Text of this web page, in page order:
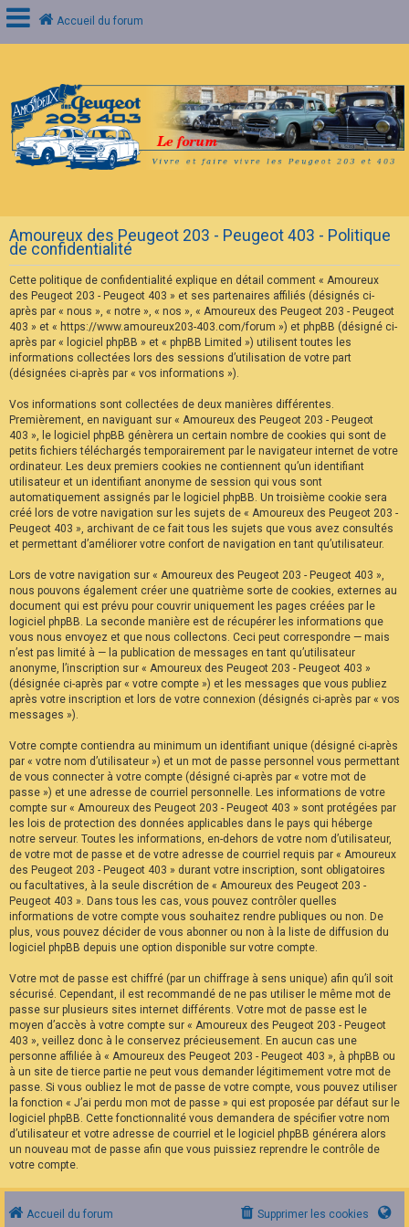
o
n
n
e
x
I
n
s
c
r
i
p
t
i
o
n
F
A
Q
Accueil du forum
Amoureux des Peugeot 203 - Peugeot 403 - Politique
de confidentialité
Cette politique de confidentialité explique en détail comment « Amoureux
des Peugeot 203 - Peugeot 403 » et ses partenaires affiliés (désignés ci-
après par « nous », « notre », « nos », « Amoureux des Peugeot 203 - Peugeot
403 » et « https://www.amoureux203-403.com/forum ») et phpBB (désigné ci-
après par « logiciel phpBB » et « phpBB Limited ») utilisent toutes les
informations collectées lors des sessions d’utilisation de votre part
(désignées ci-après par « vos informations »).
Vos informations sont collectées de deux manières différentes.
Premièrement, en naviguant sur « Amoureux des Peugeot 203 - Peugeot
403 », le logiciel phpBB génèrera un certain nombre de cookies qui sont de
petits fichiers téléchargés temporairement par le navigateur internet de votre
ordinateur. Les deux premiers cookies ne contiennent qu’un identifiant
utilisateur et un identifiant anonyme de session qui vous sont
automatiquement assignés par le logiciel phpBB. Un troisième cookie sera
créé lors de votre navigation sur les sujets de « Amoureux des Peugeot 203 -
Peugeot 403 », archivant de ce fait tous les sujets que vous avez consultés
et permettant d’améliorer votre confort de navigation en tant qu’utilisateur.
Lors de votre navigation sur « Amoureux des Peugeot 203 - Peugeot 403 »,
nous pouvons également créer une quatrième sorte de cookies, externes au
document qui est prévu pour couvrir uniquement les pages créées par le
logiciel phpBB. La seconde manière est de récupérer les informations que
vous nous envoyez et que nous collectons. Ceci peut correspondre — mais
n’est pas limité à — la publication de messages en tant qu’utilisateur
anonyme, l’inscription sur « Amoureux des Peugeot 203 - Peugeot 403 »
(désignée ci-après par « votre compte ») et les messages que vous publiez
après votre inscription et lors de votre connexion (désignés ci-après par « vos
messages »).
Votre compte contiendra au minimum un identifiant unique (désigné ci-après
par « votre nom d’utilisateur ») et un mot de passe personnel vous permettant
de vous connecter à votre compte (désigné ci-après par « votre mot de
passe ») et une adresse de courriel personnelle. Les informations de votre
compte sur « Amoureux des Peugeot 203 - Peugeot 403 » sont protégées par
les lois de protection des données applicables dans le pays qui héberge
notre serveur. Toutes les informations, en-dehors de votre nom d’utilisateur,
de votre mot de passe et de votre adresse de courriel requis par « Amoureux
des Peugeot 203 - Peugeot 403 » durant votre inscription, sont obligatoires
ou facultatives, à la seule discrétion de « Amoureux des Peugeot 203 -
Peugeot 403 ». Dans tous les cas, vous pouvez contrôler quelles
informations de votre compte vous souhaitez rendre publiques ou non. De
plus, vous pouvez décider de vous abonner ou non à la liste de diffusion du
logiciel phpBB depuis une option disponible sur votre compte.
Votre mot de passe est chiffré (par un chiffrage à sens unique) afin qu’il soit
sécurisé. Cependant, il est recommandé de ne pas utiliser le même mot de
passe sur plusieurs sites internet différents. Votre mot de passe est le
moyen d’accès à votre compte sur « Amoureux des Peugeot 203 - Peugeot
403 », veillez donc à le conservez précieusement. En aucun cas une
personne affiliée à « Amoureux des Peugeot 203 - Peugeot 403 », à phpBB ou
à un site de tierce partie ne peut vous demander légitimement votre mot de
passe. Si vous oubliez le mot de passe de votre compte, vous pouvez utiliser
la fonction « J’ai perdu mon mot de passe » qui est proposée par défaut sur le
logiciel phpBB. Cette fonctionnalité vous demandera de spécifier votre nom
d’utilisateur et votre adresse de courriel et le logiciel phpBB générera alors
un nouveau mot de passe afin que vous puissiez reprendre le contrôle de
votre compte.
Accueil du forum Supprimer les cookies